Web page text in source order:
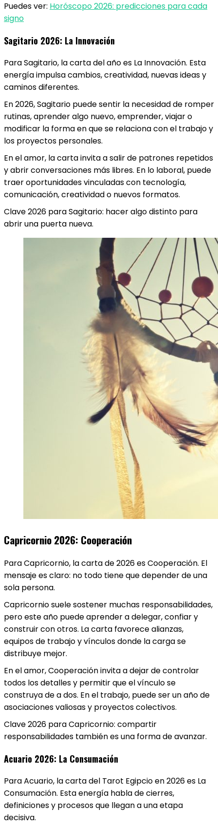
Puedes ver: Horóscopo 2026: predicciones para cada
signo
Sagitario 2026: La Innovación
Para Sagitario, la carta del año es La Innovación. Esta
energía impulsa cambios, creatividad, nuevas ideas y
caminos diferentes.
En 2026, Sagitario puede sentir la necesidad de romper
rutinas, aprender algo nuevo, emprender, viajar o
modificar la forma en que se relaciona con el trabajo y
los proyectos personales.
En el amor, la carta invita a salir de patrones repetidos
y abrir conversaciones más libres. En lo laboral, puede
traer oportunidades vinculadas con tecnología,
comunicación, creatividad o nuevos formatos.
Clave 2026 para Sagitario: hacer algo distinto para
abrir una puerta nueva.
Capricornio 2026: Cooperación
Para Capricornio, la carta de 2026 es Cooperación. El
mensaje es claro: no todo tiene que depender de una
sola persona.
Capricornio suele sostener muchas responsabilidades,
pero este año puede aprender a delegar, confiar y
construir con otros. La carta favorece alianzas,
equipos de trabajo y vínculos donde la carga se
distribuye mejor.
En el amor, Cooperación invita a dejar de controlar
todos los detalles y permitir que el vínculo se
construya de a dos. En el trabajo, puede ser un año de
asociaciones valiosas y proyectos colectivos.
Clave 2026 para Capricornio: compartir
responsabilidades también es una forma de avanzar.
Acuario 2026: La Consumación
Para Acuario, la carta del Tarot Egipcio en 2026 es La
Consumación. Esta energía habla de cierres,
definiciones y procesos que llegan a una etapa
decisiva.